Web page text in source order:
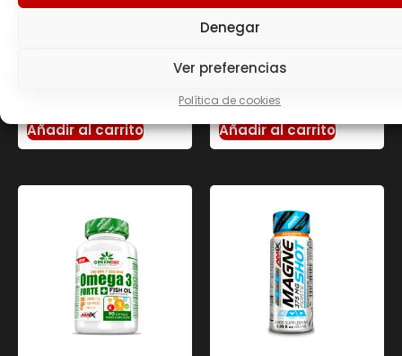
Denegar
Ver preferencias
Política de cookies
PROTECTOR 90 CAPS
Añadir al carrito
GR
Añadir al carrito